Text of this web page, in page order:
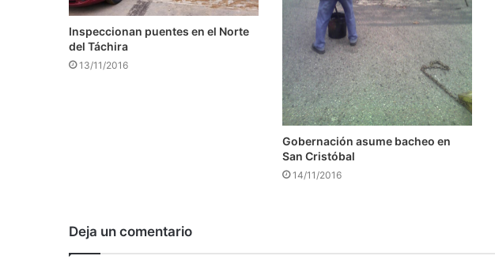
Inspeccionan puentes en el Norte
del Táchira
13/11/2016
Gobernación asume bacheo en
San Cristóbal
14/11/2016
Deja un comentario